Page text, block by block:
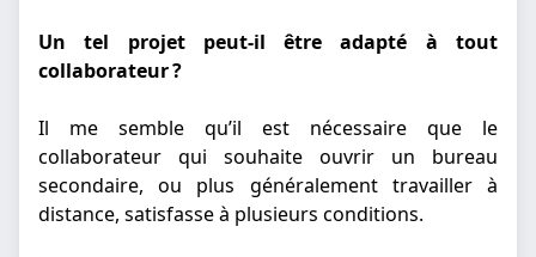
Un tel projet peut-il être adapté à tout
collaborateur ?
Il me semble qu’il est nécessaire que le
collaborateur qui souhaite ouvrir un bureau
secondaire, ou plus généralement travailler à
distance, satisfasse à plusieurs conditions.